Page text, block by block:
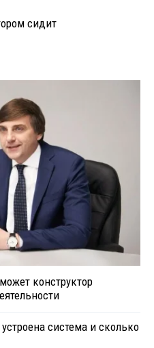
сидит
конструктор
система и сколько